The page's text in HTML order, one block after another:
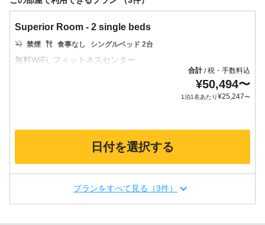
Superior Room - 2 single beds
禁煙 食事なし シングルベッド 2台
合計/税・手数料込
¥50,494〜
1泊1名あたり¥25,247〜
日付を選択する
プランをすべて見る（3件）